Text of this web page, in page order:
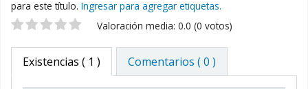
para este título. Ingresar para agregar etiquetas.
Valoración Valoración media: 0.0 (0 votos)
Existencias ( 1 ) Comentarios ( 0 )